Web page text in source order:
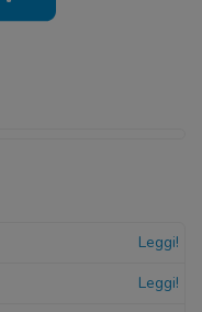
Leggi!
Leggi!